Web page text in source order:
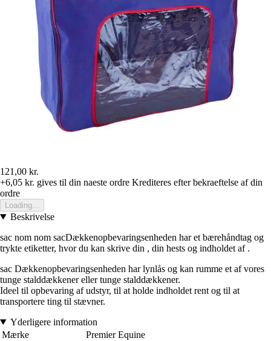
121,00 kr.
+6,05 kr. gives til din naeste ordre Krediteres efter bekraeftelse af din
ordre
Loading...
Beskrivelse
sac nom nom sacDækkenopbevaringsenheden har et bærehåndtag og
trykte etiketter, hvor du kan skrive din , din hests og indholdet af .
sac Dækkenopbevaringsenheden har lynlås og kan rumme et af vores
tunge stalddækkener eller tunge stalddækkener.
Ideel til opbevaring af udstyr, til at holde indholdet rent og til at
transportere ting til stævner.
Yderligere information
Mærke
Premier Equine